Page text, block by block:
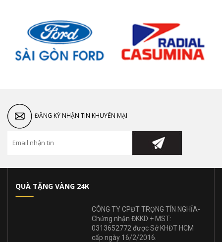
ĐĂNG KÝ NHẬN TIN KHUYẾN MẠI
QUÀ TẶNG VÀNG 24K
CÔNG TY CPĐT TRỌNG TÍN NGHĨA-
Chứng nhận ĐKKD + MST:
0313652772 được Sở KHĐT HCM
cấp ngày 16/2/2016.